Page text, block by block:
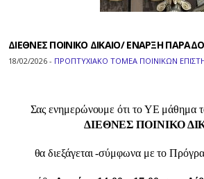
ΔΙΕΘΝΕΣ ΠΟΙΝΙΚΟ ΔΙΚΑΙΟ/ ΕΝΑΡΞΗ
18/02/2026 - ΠΡΟΠΤΥΧΙΑΚΟ ΤΟΜΕΑ ΠΟΙΝΙΚΩΝ
Σας ενημερώνουμε ότι το ΥΕ μάθημα
ΔΙΕΘΝΕΣ ΠΟΙΝΙΚΟ
θα διεξάγεται -σύμφωνα με το